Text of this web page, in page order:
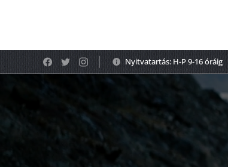
Nyitvatartás: H-P 9-16 óráig